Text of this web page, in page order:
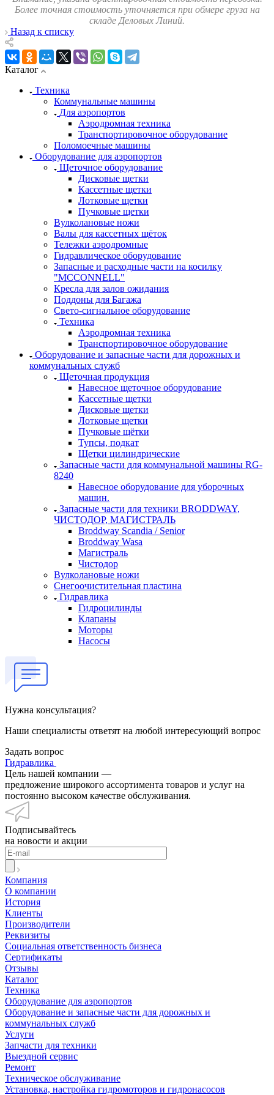
Более точная стоимость уточняется при обмере груза на
складе Деловых Линий.
Назад к списку
Каталог
Техника
Коммунальные машины
Для аэропортов
Аэродромная техника
Транспортировочное оборудование
Поломоечные машины
Оборудование для аэропортов
Щеточное оборудование
Дисковые щетки
Кассетные щетки
Лотковые щетки
Пучковые щетки
Вулколановые ножи
Валы для кассетных щёток
Тележки аэродромные
Гидравлическое оборудование
Запасные и расходные части на косилку
"MCCONNELL"
Кресла для залов ожидания
Поддоны для Багажа
Свето-сигнальное оборудование
Техника
Аэродромная техника
Транспортировочное оборудование
Оборудование и запасные части для дорожных и
коммунальных служб
Щеточная продукция
Навесное щеточное оборудование
Кассетные щетки
Дисковые щетки
Лотковые щетки
Пучковые щётки
Тупсы, подкат
Щетки цилиндрические
Запасные части для коммунальной машины RG-
8240
Навесное оборудование для уборочных
машин.
Запасные части для техники BRODDWAY,
ЧИСТОДОР, МАГИСТРАЛЬ
Broddway Scandia / Senior
Broddway Wasa
Магистраль
Чистодор
Вулколановые ножи
Снегоочистительная пластина
Гидравлика
Гидроцилинды
Клапаны
Моторы
Насосы
Нужна консультация?
Наши специалисты ответят на любой интересующий вопрос
Задать вопрос
Гидравлика
Цель нашей компании —
предложение широкого ассортимента товаров и услуг на
постоянно высоком качестве обслуживания.
Подписывайтесь
на новости и акции
Компания
О компании
История
Клиенты
Производители
Реквизиты
Социальная ответственность бизнеса
Сертификаты
Отзывы
Каталог
Техника
Оборудование для аэропортов
Оборудование и запасные части для дорожных и
коммунальных служб
Услуги
Запчасти для техники
Выездной сервис
Ремонт
Техническое обслуживание
Установка, настройка гидромоторов и гидронасосов